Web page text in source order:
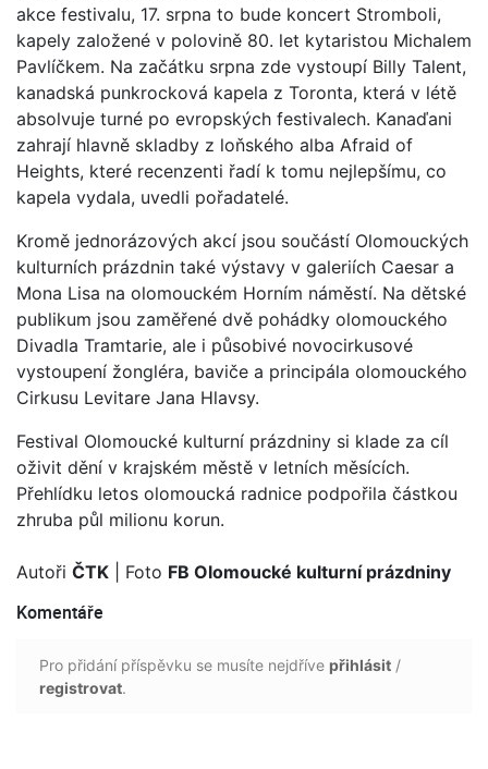
akce festivalu, 17. srpna to bude koncert Stromboli,
kapely založené v polovině 80. let kytaristou Michalem
Pavlíčkem. Na začátku srpna zde vystoupí Billy Talent,
kanadská punkrocková kapela z Toronta, která v létě
absolvuje turné po evropských festivalech. Kanaďani
zahrají hlavně skladby z loňského alba Afraid of
Heights, které recenzenti řadí k tomu nejlepšímu, co
kapela vydala, uvedli pořadatelé.
Kromě jednorázových akcí jsou součástí Olomouckých
kulturních prázdnin také výstavy v galeriích Caesar a
Mona Lisa na olomouckém Horním náměstí. Na dětské
publikum jsou zaměřené dvě pohádky olomouckého
Divadla Tramtarie, ale i působivé novocirkusové
vystoupení žongléra, baviče a principála olomouckého
Cirkusu Levitare Jana Hlavsy.
Festival Olomoucké kulturní prázdniny si klade za cíl
oživit dění v krajském městě v letních měsících.
Přehlídku letos olomoucká radnice podpořila částkou
zhruba půl milionu korun.
Autoři ČTK | Foto FB Olomoucké kulturní prázdniny
Komentáře
Pro přidání příspěvku se musíte nejdříve přihlásit /
registrovat.